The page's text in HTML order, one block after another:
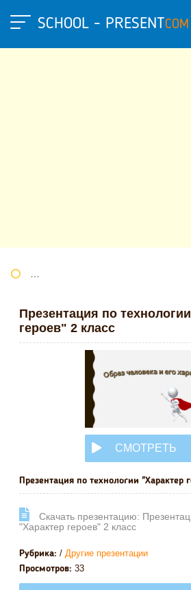
SCHOOL - PRESENTCOM
Презентация по
героев" 2 класс
СМОТРЕТЬ
Презентация по технологии "Характер
Cкачать презентацию:
"Характер героев" 2 класс
Рубрика: / Другие презентации
Просмотров: 33